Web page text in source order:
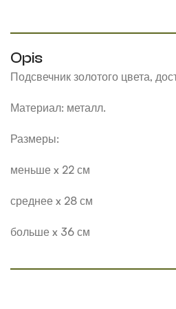
Opis
Подсвечник золотого цвета,
Материал: металл.
Размеры:
меньше x 22 см
среднее x 28 см
больше x 36 см